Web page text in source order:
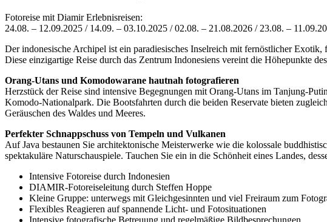
Fotoreise mit Diamir Erlebnisreisen:
24.08. – 12.09.2025 / 14.09. – 03.10.2025 / 02.08. – 21.08.2026 / 23.08. –
Der indonesische Archipel ist ein paradiesisches Inselreich mit fernöstlicher
Diese einzigartige Reise durch das Zentrum Indonesiens vereint die Höhepunkte
Orang-Utans und Komodowarane hautnah fotografieren
Herzstück der Reise sind intensive Begegnungen mit Orang-Utans im Tanjung-
Komodo-Nationalpark. Die Bootsfahrten durch die beiden Reservate bieten
Geräuschen des Waldes und Meeres.
Perfekter Schnappschuss von Tempeln und Vulkanen
Auf Java bestaunen Sie architektonische Meisterwerke wie die kolossale
spektakuläre Naturschauspiele. Tauchen Sie ein in die Schönheit eines Landes,
Intensive Fotoreise durch Indonesien
DIAMIR-Fotoreiseleitung durch Steffen Hoppe
Kleine Gruppe: unterwegs mit Gleichgesinnten und viel Freiraum zum
Flexibles Reagieren auf spannende Licht- und Fotosituationen
Intensive fotografische Betreuung und regelmäßige Bildbesprechungen